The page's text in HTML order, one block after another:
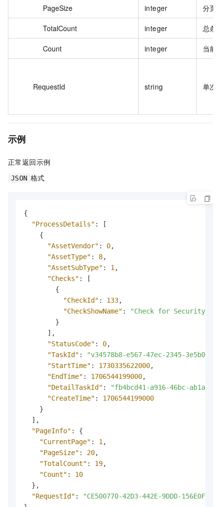
PageSize integer 分页
TotalCount integer 总条
Count integer 当前
RequestId string 单次
示例
正常返回示例
JSON 格式
{
"ProcessDetails" :
[
{
"AssetVendor" : 0,
"AssetType" : 8,
"AssetSubType" : 1 ,
"Checks" :
[
{
"CheckId" : 133,
"CheckShowName" :
"Check for Security
}
] ,
"StatusCode" : 0,
"TaskId" :
"v34578b8-e567-47ec-2345-
"StartTime" : 1730335622000,
"EndTime" : 1706544199000,
"DetailTaskId" :
"fb4bcd41-a916-46bc-ab1a-
"CreateTime" :
1706544199000
}
] ,
"PageInfo" :
{
"CurrentPage" : 1 ,
"PageSize" : 20,
"TotalCount" : 19,
"Count" :
10
} ,
"RequestId" :
"CE500770-42D3-442E-9DDD-